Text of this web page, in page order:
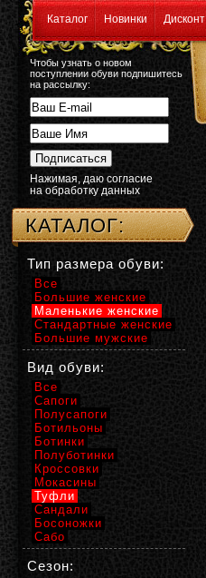
Каталог Новинки Дисконт
Чтобы узнать о новом
поступлении обуви подпишитесь
на рассылку:
Нажимая, даю согласие
на обработку данных
КАТАЛОГ:
Тип размера обуви:
Все
Большие женские
Маленькие женские
Стандартные женские
Большие мужские
Вид обуви:
Все
Сапоги
Полусапоги
Ботильоны
Ботинки
Полуботинки
Кроссовки
Мокасины
Туфли
Сандали
Босоножки
Сабо
Сезон: